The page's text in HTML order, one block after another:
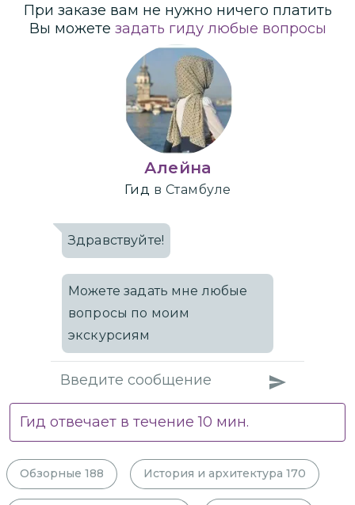
При заказе вам не нужно ничего платить
Вы можете задать гиду любые вопросы
Алейна
Гид в Стамбуле
Здравствуйте!
Можете задать мне любые
вопросы по моим
экскурсиям
Гид отвечает в течение10 мин.
Обзорные 188 История и архитектура 170